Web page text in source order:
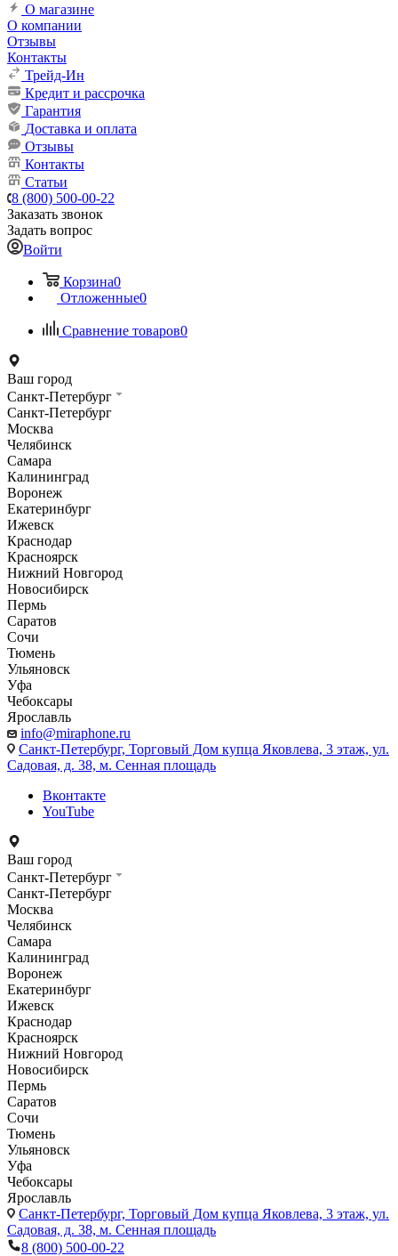
О магазине
О компании
Отзывы
Контакты
Трейд-Ин
Кредит и рассрочка
Гарантия
Доставка и оплата
Отзывы
Контакты
Статьи
8 (800) 500-00-22
Заказать звонок
Задать вопрос
Войти
Корзина0
Отложенные0
Сравнение товаров0
Ваш город
Санкт-Петербург
Санкт-Петербург
Москва
Челябинск
Самара
Калининград
Воронеж
Екатеринбург
Ижевск
Краснодар
Красноярск
Нижний Новгород
Новосибирск
Пермь
Саратов
Сочи
Тюмень
Ульяновск
Уфа
Чебоксары
Ярославль
info@miraphone.ru
Санкт-Петербург, Торговый Дом купца Яковлева, 3 этаж, ул.
Садовая, д. 38, м. Сенная площадь
Вконтакте
YouTube
Ваш город
Санкт-Петербург
Санкт-Петербург
Москва
Челябинск
Самара
Калининград
Воронеж
Екатеринбург
Ижевск
Краснодар
Красноярск
Нижний Новгород
Новосибирск
Пермь
Саратов
Сочи
Тюмень
Ульяновск
Уфа
Чебоксары
Ярославль
Санкт-Петербург, Торговый Дом купца Яковлева, 3 этаж, ул.
Садовая, д. 38, м. Сенная площадь
8 (800) 500-00-22